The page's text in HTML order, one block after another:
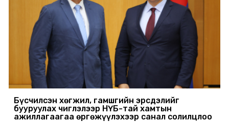
Бүсчилсэн хөгжил, гамшгийн эрсдэлийг
бууруулах чиглэлээр НҮБ-тай хамтын
ажиллагаагаа өргөжүүлэхээр санал солилцлоо